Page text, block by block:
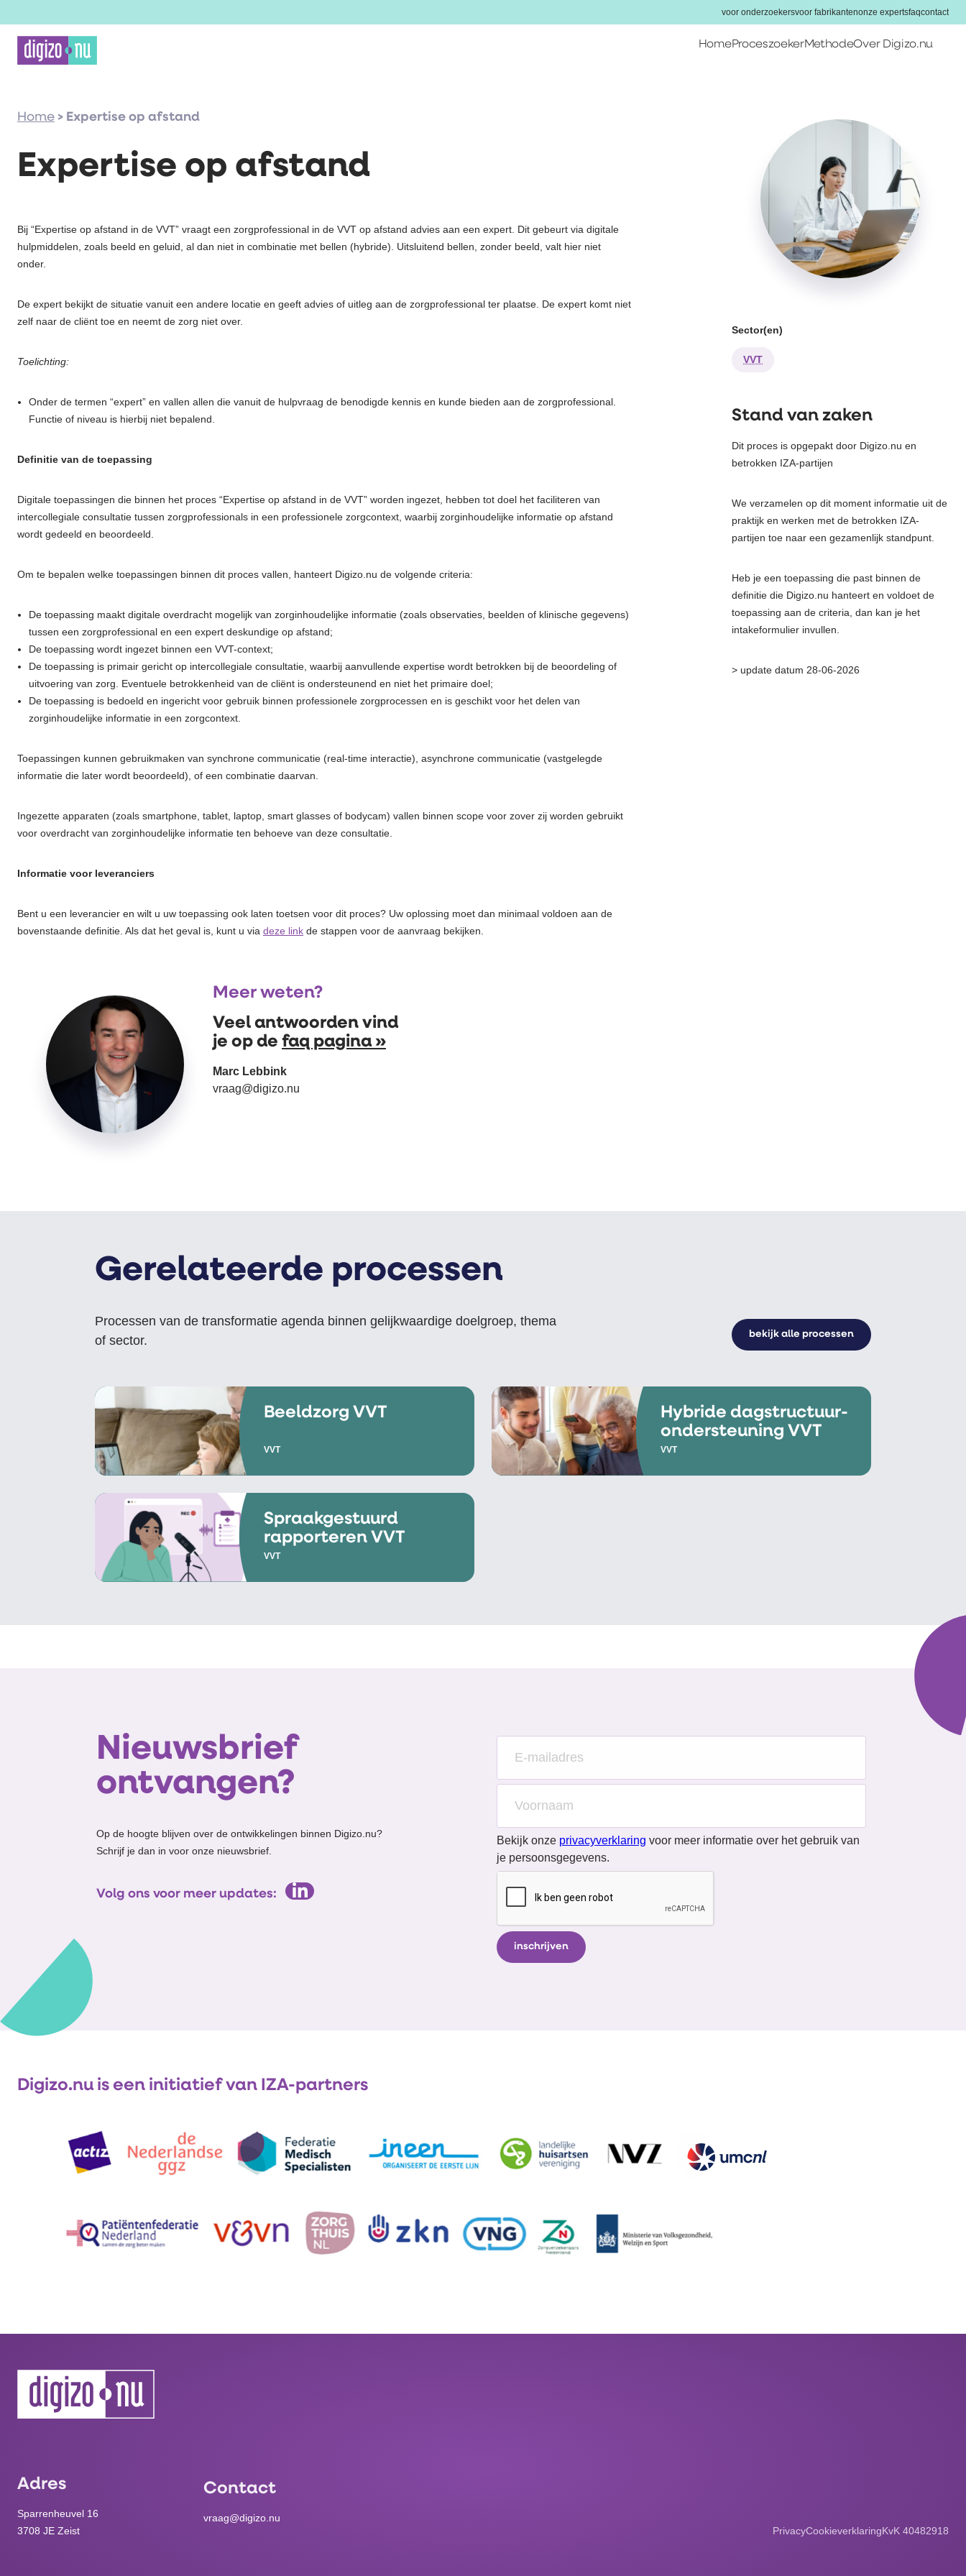
voor onderzoekersvoor fabrikantenonze expertsfaqcontact
HomeProceszoekerMethodeOver Digizo.nu
Over Digizo.nu
Voor onderzoekers
Voor fabrikanten
Onze experts
FAQ
Home > Expertise op afstand
Expertise op afstand
Bij “Expertise op afstand in de VVT” vraagt een zorgprofessional in de VVT op afstand advies aan een expert. Dit gebeurt via digitale
hulpmiddelen, zoals beeld en geluid, al dan niet in combinatie met bellen (hybride). Uitsluitend bellen, zonder beeld, valt hier niet
onder.
De expert bekijkt de situatie vanuit een andere locatie en geeft advies of uitleg aan de zorgprofessional ter plaatse. De expert komt niet
zelf naar de cliënt toe en neemt de zorg niet over.
Toelichting:
Onder de termen “expert” en vallen allen die vanuit de hulpvraag de benodigde kennis en kunde bieden aan de zorgprofessional.
Functie of niveau is hierbij niet bepalend.
Definitie van de toepassing
Digitale toepassingen die binnen het proces “Expertise op afstand in de VVT” worden ingezet, hebben tot doel het faciliteren van
intercollegiale consultatie tussen zorgprofessionals in een professionele zorgcontext, waarbij zorginhoudelijke informatie op afstand
wordt gedeeld en beoordeeld.
Om te bepalen welke toepassingen binnen dit proces vallen, hanteert Digizo.nu de volgende criteria:
De toepassing maakt digitale overdracht mogelijk van zorginhoudelijke informatie (zoals observaties, beelden of klinische gegevens)
tussen een zorgprofessional en een expert deskundige op afstand;
De toepassing wordt ingezet binnen een VVT-context;
De toepassing is primair gericht op intercollegiale consultatie, waarbij aanvullende expertise wordt betrokken bij de beoordeling of
uitvoering van zorg. Eventuele betrokkenheid van de cliënt is ondersteunend en niet het primaire doel;
De toepassing is bedoeld en ingericht voor gebruik binnen professionele zorgprocessen en is geschikt voor het delen van
zorginhoudelijke informatie in een zorgcontext.
Toepassingen kunnen gebruikmaken van synchrone communicatie (real-time interactie), asynchrone communicatie (vastgelegde
informatie die later wordt beoordeeld), of een combinatie daarvan.
Ingezette apparaten (zoals smartphone, tablet, laptop, smart glasses of bodycam) vallen binnen scope voor zover zij worden gebruikt
voor overdracht van zorginhoudelijke informatie ten behoeve van deze consultatie.
Informatie voor leveranciers
Bent u een leverancier en wilt u uw toepassing ook laten toetsen voor dit proces? Uw oplossing moet dan minimaal voldoen aan de
bovenstaande definitie. Als dat het geval is, kunt u via deze link de stappen voor de aanvraag bekijken.
Sector(en)
VVT
Stand van zaken
Dit proces is opgepakt door Digizo.nu en
betrokken IZA-partijen
We verzamelen op dit moment informatie uit de
praktijk en werken met de betrokken IZA-
partijen toe naar een gezamenlijk standpunt.
Heb je een toepassing die past binnen de
definitie die Digizo.nu hanteert en voldoet de
toepassing aan de criteria, dan kan je het
intakeformulier invullen.
> update datum 28-06-2026
Meer weten?
Veel antwoorden vind
je op de faq pagina »
Marc Lebbink
vraag@digizo.nu
Gerelateerde processen
Processen van de transformatie agenda binnen gelijkwaardige doelgroep, thema
of sector.
bekijk alle processen
Beeldzorg VVT
VVT
Hybride dagstructuur-
ondersteuning VVT
VVT
Spraakgestuurd
rapporteren VVT
VVT
Nieuwsbrief
ontvangen?
Op de hoogte blijven over de ontwikkelingen binnen Digizo.nu?
Schrijf je dan in voor onze nieuwsbrief.
Volg ons voor meer updates:
Bekijk onze privacyverklaring voor meer informatie over het gebruik van
je persoonsgegevens.
Digizo.nu is een initiatief van IZA-partners
Adres
Sparrenheuvel 16
3708 JE Zeist
Contact
vraag@digizo.nu
PrivacyCookieverklaringKvK 40482918